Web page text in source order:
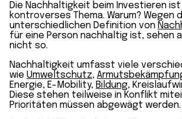
Die Nachhaltigkeit beim Investieren
kontroverses Thema. Warum? Wegen
unterschiedlichen Definition von
für eine Person nachhaltig ist, sehen
nicht so.
Nachhaltigkeit umfasst viele
wie Umweltschutz,
Energie, E-Mobility, Bildung,
Diese stehen teilweise in Konflikt
Prioritäten müssen abgewägt werden.